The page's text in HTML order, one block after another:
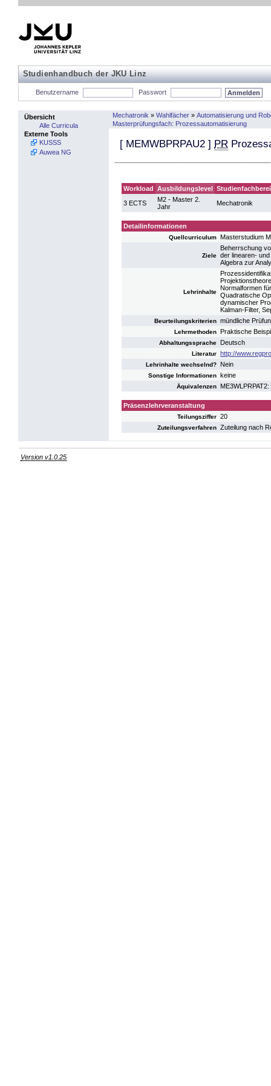
Studienhandbuch der JKU Linz
Benutzername Passwort
Übersicht
Alle Curricula
Externe Tools
KUSSS
Auwea NG
Mechatronik » Wahlfächer » Automatisierung und
Masterprüfungsfach: Prozessautomatisierung
[ MEMWBPRPAU2 ] PR
Workload Ausbildungslevel
3 ECTS
M2 - Master 2.
Jahr
Mechatronik
Detailinformationen
Quellcurriculum Masterstudium
Ziele
Beherrschung
der linearen-
Algebra zur
Lehrinhalte
Normalformen
Quadratische
dynamischer
Kalman-Filter,
Beurteilungskriterien mündliche
Lehrmethoden Praktische
Abhaltungssprache Deutsch
Literatur http://
Lehrinhalte wechselnd? Nein
Sonstige Informationen keine
Äquivalenzen
Präsenzlehrveranstaltung
Teilungsziffer 20
Zuteilungsverfahren Zuteilung nach
Version v1.0.25